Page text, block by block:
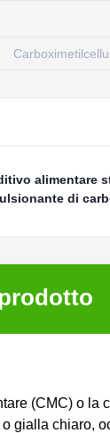
alimentare
di
(CMC) o la
gialla chiaro,